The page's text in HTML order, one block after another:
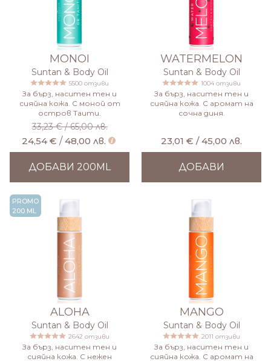
MONOI
Suntan & Body Oil
5500 отзиви
За бърз, наситен тен и
сияйна кожа. С моной от
остров Таити.
33,23 €/65,00 лв.
24,54 € / 48,00 лв.
ДОБАВИ 200ML
WATERMELON
Suntan & Body Oil
1004 отзиви
За бърз, наситен тен и
сияйна кожа. С аромат на
сочна диня.
23,01 € / 45,00 лв.
ДОБАВИ
PROMO
200 ML
ALOHA
Suntan & Body Oil
2642 отзиви
За бърз, наситен тен и
сияйна кожа. С нежен
MANGO
Suntan & Body Oil
2011 отзиви
За бърз, наситен тен и
сияйна кожа. С аромат на